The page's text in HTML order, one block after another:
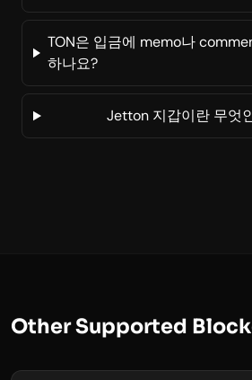
TON은 입금에 memo나
하나요?
Jetton 지갑이란 무엇
Other Supported